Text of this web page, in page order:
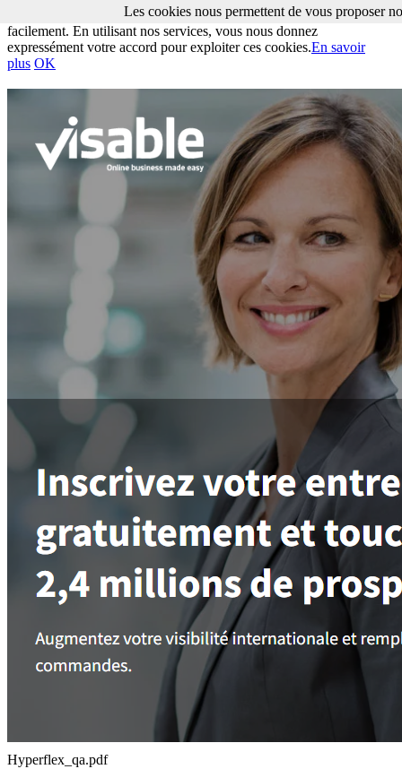
Les cookies nous permettent de vous proposer nos services plus
facilement. En utilisant nos services, vous nous donnez
expressément votre accord pour exploiter ces cookies.En savoir
plus OK
Hyperflex_qa.pdf
Les cookies nous permettent de vous proposer